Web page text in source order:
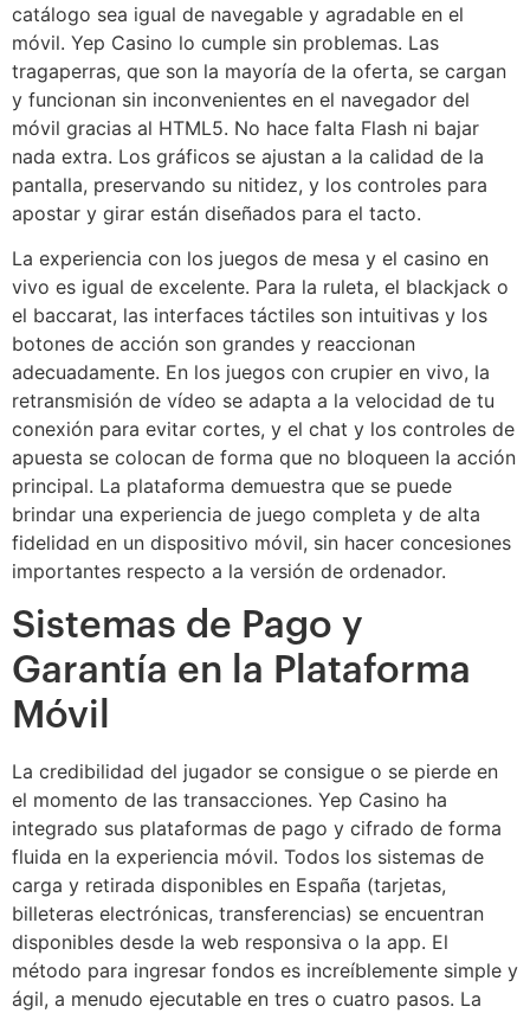
catálogo sea igual de navegable y agradable en el
móvil. Yep Casino lo cumple sin problemas. Las
tragaperras, que son la mayoría de la oferta, se cargan
y funcionan sin inconvenientes en el navegador del
móvil gracias al HTML5. No hace falta Flash ni bajar
nada extra. Los gráficos se ajustan a la calidad de la
pantalla, preservando su nitidez, y los controles para
apostar y girar están diseñados para el tacto.
La experiencia con los juegos de mesa y el casino en
vivo es igual de excelente. Para la ruleta, el blackjack o
el baccarat, las interfaces táctiles son intuitivas y los
botones de acción son grandes y reaccionan
adecuadamente. En los juegos con crupier en vivo, la
retransmisión de vídeo se adapta a la velocidad de tu
conexión para evitar cortes, y el chat y los controles de
apuesta se colocan de forma que no bloqueen la acción
principal. La plataforma demuestra que se puede
brindar una experiencia de juego completa y de alta
fidelidad en un dispositivo móvil, sin hacer concesiones
importantes respecto a la versión de ordenador.
Sistemas de Pago y
Garantía en la Plataforma
Móvil
La credibilidad del jugador se consigue o se pierde en
el momento de las transacciones. Yep Casino ha
integrado sus plataformas de pago y cifrado de forma
fluida en la experiencia móvil. Todos los sistemas de
carga y retirada disponibles en España (tarjetas,
billeteras electrónicas, transferencias) se encuentran
disponibles desde la web responsiva o la app. El
método para ingresar fondos es increíblemente simple y
ágil, a menudo ejecutable en tres o cuatro pasos. La